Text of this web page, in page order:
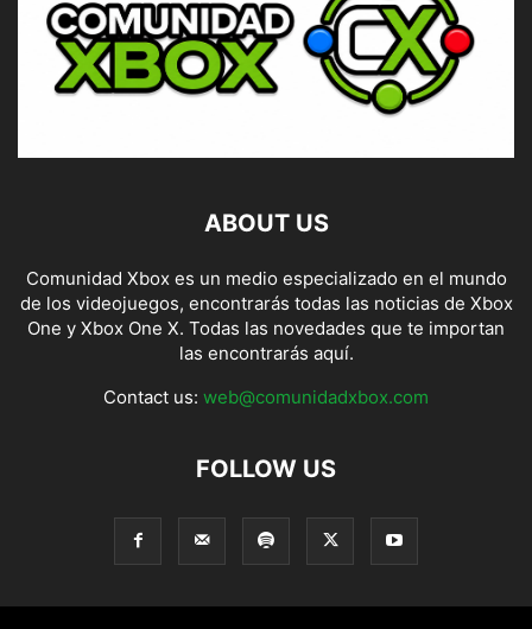
ABOUT US
Comunidad Xbox es un medio especializado en el mundo
de los videojuegos, encontrarás todas las noticias de Xbox
One y Xbox One X. Todas las novedades que te importan
las encontrarás aquí.
Contact us: web@comunidadxbox.com
FOLLOW US